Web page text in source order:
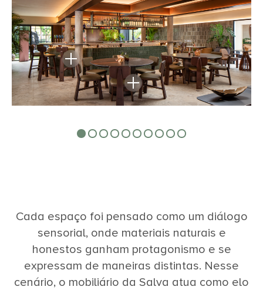
Cada espaço foi pensado como um diálogo
sensorial, onde materiais naturais e
honestos ganham protagonismo e se
expressam de maneiras distintas. Nesse
cenário, o mobiliário da Salva atua como elo